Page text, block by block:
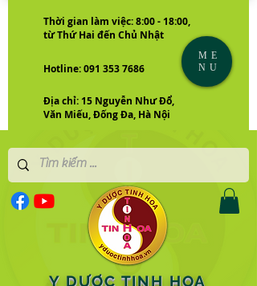
Thời gian làm việc: 8:00 - 18:00,
từ Thứ Hai đến Chủ Nhật
Hotline: 091 353 7686
Địa chỉ: 15 Nguyễn Như Đổ,
Văn Miếu, Đống Đa, Hà Nội
Y DƯỢC TINH HOA
ME
NU